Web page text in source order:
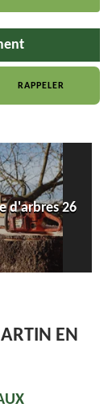
d'arbres 26
EN